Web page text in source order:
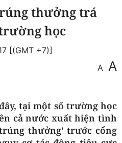
thưởng trá
học
[(GMT +7)]
A A
tại một số trường học
cả nước xuất hiện tình
thưởng' trước cổng